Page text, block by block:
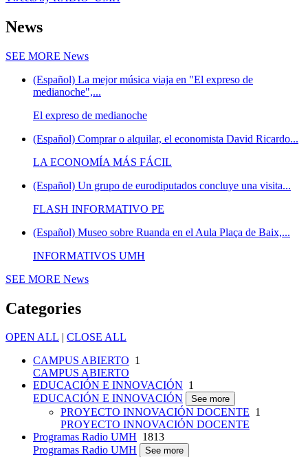
News
SEE MORE News
(Español) La mejor música viaja en "El expreso de
medianoche",...
El expreso de medianoche
(Español) Comprar o alquilar, el economista David Ricardo...
LA ECONOMÍA MÁS FÁCIL
(Español) Un grupo de eurodiputados concluye una visita...
FLASH INFORMATIVO PE
(Español) Museo sobre Ruanda en el Aula Plaça de Baix,...
INFORMATIVOS UMH
SEE MORE News
Categories
OPEN ALL | CLOSE ALL
CAMPUS ABIERTO 1
CAMPUS ABIERTO
EDUCACIÓN E INNOVACIÓN 1
EDUCACIÓN E INNOVACIÓN
See more
PROYECTO INNOVACIÓN DOCENTE 1
PROYECTO INNOVACIÓN DOCENTE
Programas Radio UMH 1813
Programas Radio UMH
See more